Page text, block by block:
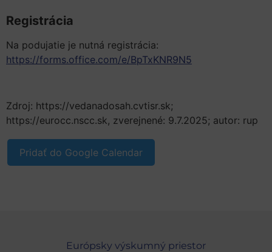
Registrácia
Na podujatie je nutná registrácia:
https://forms.office.com/e/BpTxKNR9N5
Zdroj: https://vedanadosah.cvtisr.sk;
https://eurocc.nscc.sk, zverejnené: 9.7.2025; autor: rup
Pridať do Google Calendar
Európsky výskumný priestor